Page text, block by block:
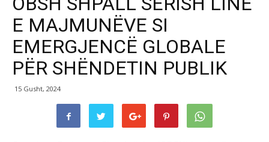
E MAJMUNËVE SI
EMERGJENCË GLOBALE
PËR SHËNDETIN PUBLIK
15 Gusht, 2024